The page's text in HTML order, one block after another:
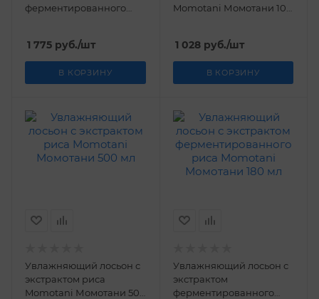
ферментированного
1 775 руб./шт
В КОРЗИНУ
Momotani Момотани 100
1 028руб./шт
В КОРЗИНУ
Увлажняющий лосьон с
экстрактом риса
Momotani Момотани 500
Увлажняющий лосьон с
экстрактом
ферментированного